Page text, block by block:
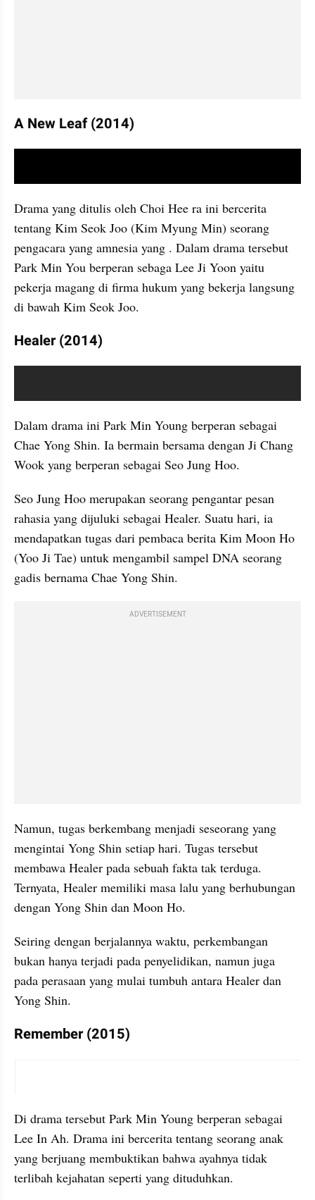
A New Leaf (2014)
Drama yang ditulis oleh Choi Hee ra ini bercerita
tentang Kim Seok Joo (Kim Myung Min) seorang
pengacara yang amnesia yang . Dalam drama tersebut
Park Min You berperan sebaga Lee Ji Yoon yaitu
pekerja magang di firma hukum yang bekerja langsung
di bawah Kim Seok Joo.
Healer (2014)
Dalam drama ini Park Min Young berperan sebagai
Chae Yong Shin. Ia bermain bersama dengan Ji Chang
Wook yang berperan sebagai Seo Jung Hoo.
Seo Jung Hoo merupakan seorang pengantar pesan
rahasia yang dijuluki sebagai Healer. Suatu hari, ia
mendapatkan tugas dari pembaca berita Kim Moon Ho
(Yoo Ji Tae) untuk mengambil sampel DNA seorang
gadis bernama Chae Yong Shin.
ADVERTISEMENT
Namun, tugas berkembang menjadi seseorang yang
mengintai Yong Shin setiap hari. Tugas tersebut
membawa Healer pada sebuah fakta tak terduga.
Ternyata, Healer memiliki masa lalu yang berhubungan
dengan Yong Shin dan Moon Ho.
Seiring dengan berjalannya waktu, perkembangan
bukan hanya terjadi pada penyelidikan, namun juga
pada perasaan yang mulai tumbuh antara Healer dan
Yong Shin.
Remember (2015)
Di drama tersebut Park Min Young berperan sebagai
Lee In Ah. Drama ini bercerita tentang seorang anak
yang berjuang membuktikan bahwa ayahnya tidak
terlibah kejahatan seperti yang dituduhkan.